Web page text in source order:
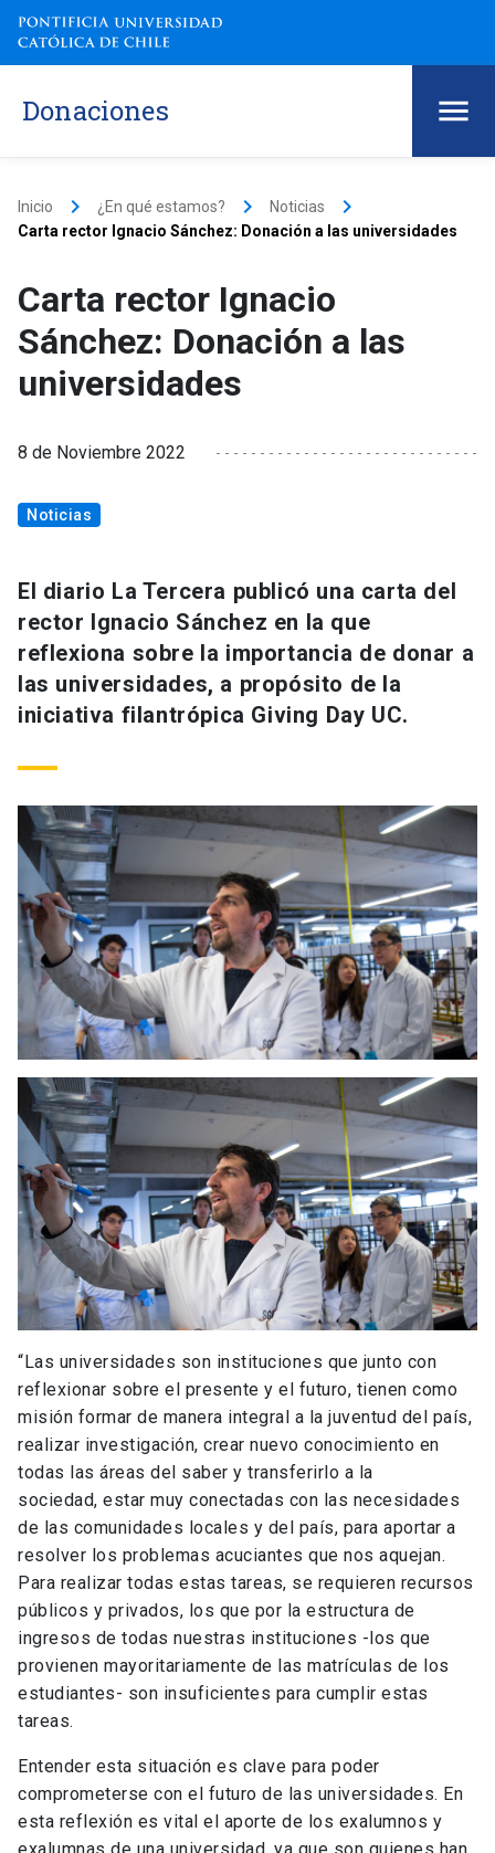
Donaciones
Inicio keyboard_arrow_right ¿En qué estamos? keyboard_arrow_right Noticias keyboard_arrow_right
Carta rector Ignacio Sánchez: Donación a las universidades
Carta rector Ignacio
Sánchez: Donación a las
universidades
8 de Noviembre 2022
Noticias
El diario La Tercera publicó una carta del
rector Ignacio Sánchez en la que
reflexiona sobre la importancia de donar a
las universidades, a propósito de la
iniciativa filantrópica Giving Day UC.
“Las universidades son instituciones que junto con
reflexionar sobre el presente y el futuro, tienen como
misión formar de manera integral a la juventud del país,
realizar investigación, crear nuevo conocimiento en
todas las áreas del saber y transferirlo a la
sociedad, estar muy conectadas con las necesidades
de las comunidades locales y del país, para aportar a
resolver los problemas acuciantes que nos aquejan.
Para realizar todas estas tareas, se requieren recursos
públicos y privados, los que por la estructura de
ingresos de todas nuestras instituciones -los que
provienen mayoritariamente de las matrículas de los
estudiantes- son insuficientes para cumplir estas
tareas.
Entender esta situación es clave para poder
comprometerse con el futuro de las universidades. En
esta reflexión es vital el aporte de los exalumnos y